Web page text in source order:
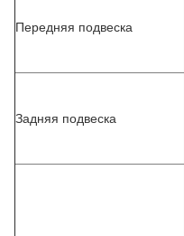
Передняя подвеска
Задняя подвеска